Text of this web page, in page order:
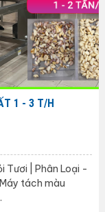
1 - 3 T/H
Tươi | Phân Loại -
tách màu